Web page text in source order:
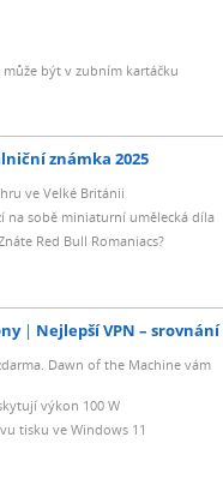
být v zubním kartáčku
známka 2025
ve Velké Británii
na sobě miniaturní umělecká díla
Red Bull Romaniacs?
Nejlepší VPN – srovnání
Dawn of the Machine vám
výkon 100 W
tisku ve Windows 11